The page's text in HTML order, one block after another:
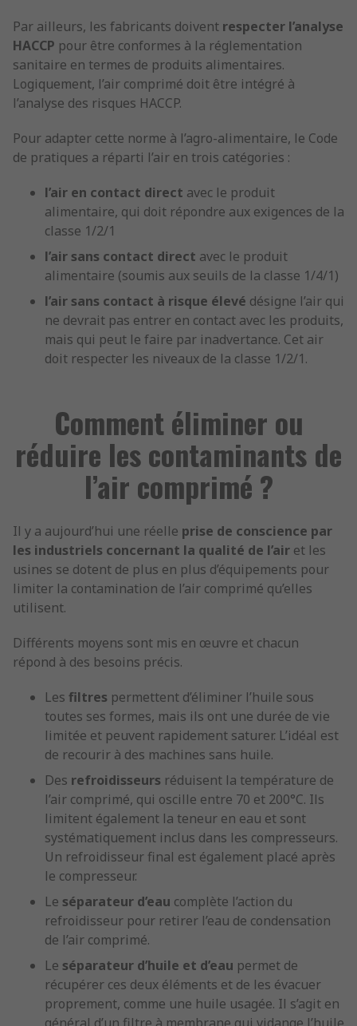
Par ailleurs, les fabricants doivent respecter l’analyse
HACCP pour être conformes à la réglementation
sanitaire en termes de produits alimentaires.
Logiquement, l’air comprimé doit être intégré à
l’analyse des risques HACCP.
Pour adapter cette norme à l’agro-alimentaire, le Code
de pratiques a réparti l’air en trois catégories :
l’air en contact direct avec le produit
alimentaire, qui doit répondre aux exigences de la
classe 1/2/1
l’air sans contact direct avec le produit
alimentaire (soumis aux seuils de la classe 1/4/1)
l’air sans contact à risque élevé désigne l’air qui
ne devrait pas entrer en contact avec les produits,
mais qui peut le faire par inadvertance. Cet air
doit respecter les niveaux de la classe 1/2/1.
Comment éliminer ou
réduire les contaminants de
l’air comprimé ?
Il y a aujourd’hui une réelle prise de conscience par
les industriels concernant la qualité de l’air et les
usines se dotent de plus en plus d’équipements pour
limiter la contamination de l’air comprimé qu’elles
utilisent.
Différents moyens sont mis en œuvre et chacun
répond à des besoins précis.
Les filtres permettent d’éliminer l’huile sous
toutes ses formes, mais ils ont une durée de vie
limitée et peuvent rapidement saturer. L’idéal est
de recourir à des machines sans huile.
Des refroidisseurs réduisent la température de
l’air comprimé, qui oscille entre 70 et 200°C. Ils
limitent également la teneur en eau et sont
systématiquement inclus dans les compresseurs.
Un refroidisseur final est également placé après
le compresseur.
Le séparateur d’eau complète l’action du
refroidisseur pour retirer l’eau de condensation
de l’air comprimé.
Le séparateur d’huile et d’eau permet de
récupérer ces deux éléments et de les évacuer
proprement, comme une huile usagée. Il s’agit en